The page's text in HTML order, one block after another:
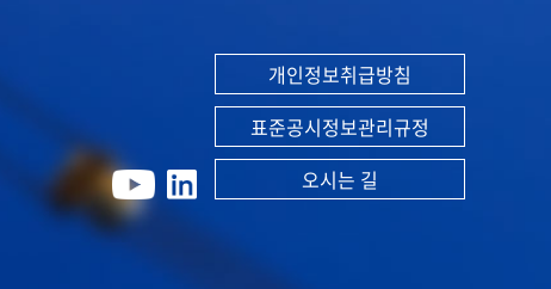
개인정보취급방침
표준공시정보관리규정
오시는 길